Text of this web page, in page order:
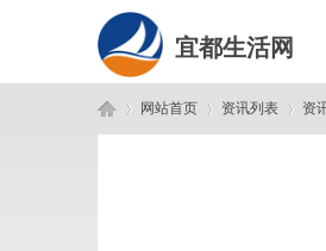
宜都生活网
网站首页 资讯列表 资